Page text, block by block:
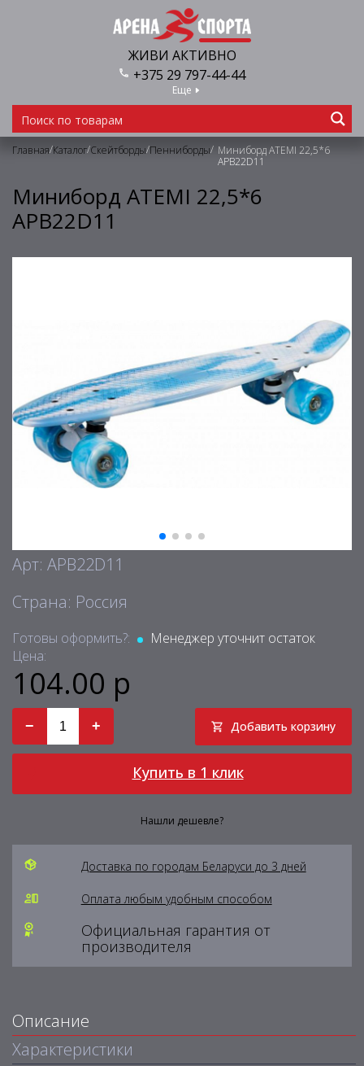
ЖИВИ АКТИВНО
+375 29 797-44-44
Еще
Главная/Каталог/Скейтборды/Пенниборды/ Миниборд ATEMI 22,5*6
APB22D11
Миниборд ATEMI 22,5*6
APB22D11
Арт: APB22D11
Страна: Россия
Готовы оформить?:
Менеджер уточнит остаток
Цена:
104.00 р
− + Добавить корзину
Купить в 1 клик
Нашли дешевле?
Доставка по городам Беларуси до 3 дней
Оплата любым удобным способом
Официальная гарантия от
производителя
Описание
Характеристики